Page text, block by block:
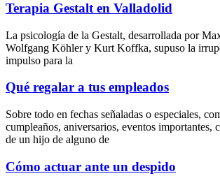
Terapia Gestalt en Valladolid
La psicología de la Gestalt, desarrollada por
Wolfgang Köhler y Kurt Koffka, supuso la
impulso para la
Qué regalar a tus empleados
Sobre todo en fechas señaladas o especiales,
cumpleaños, aniversarios, eventos importantes,
de un hijo de alguno de
Cómo actuar ante un despido